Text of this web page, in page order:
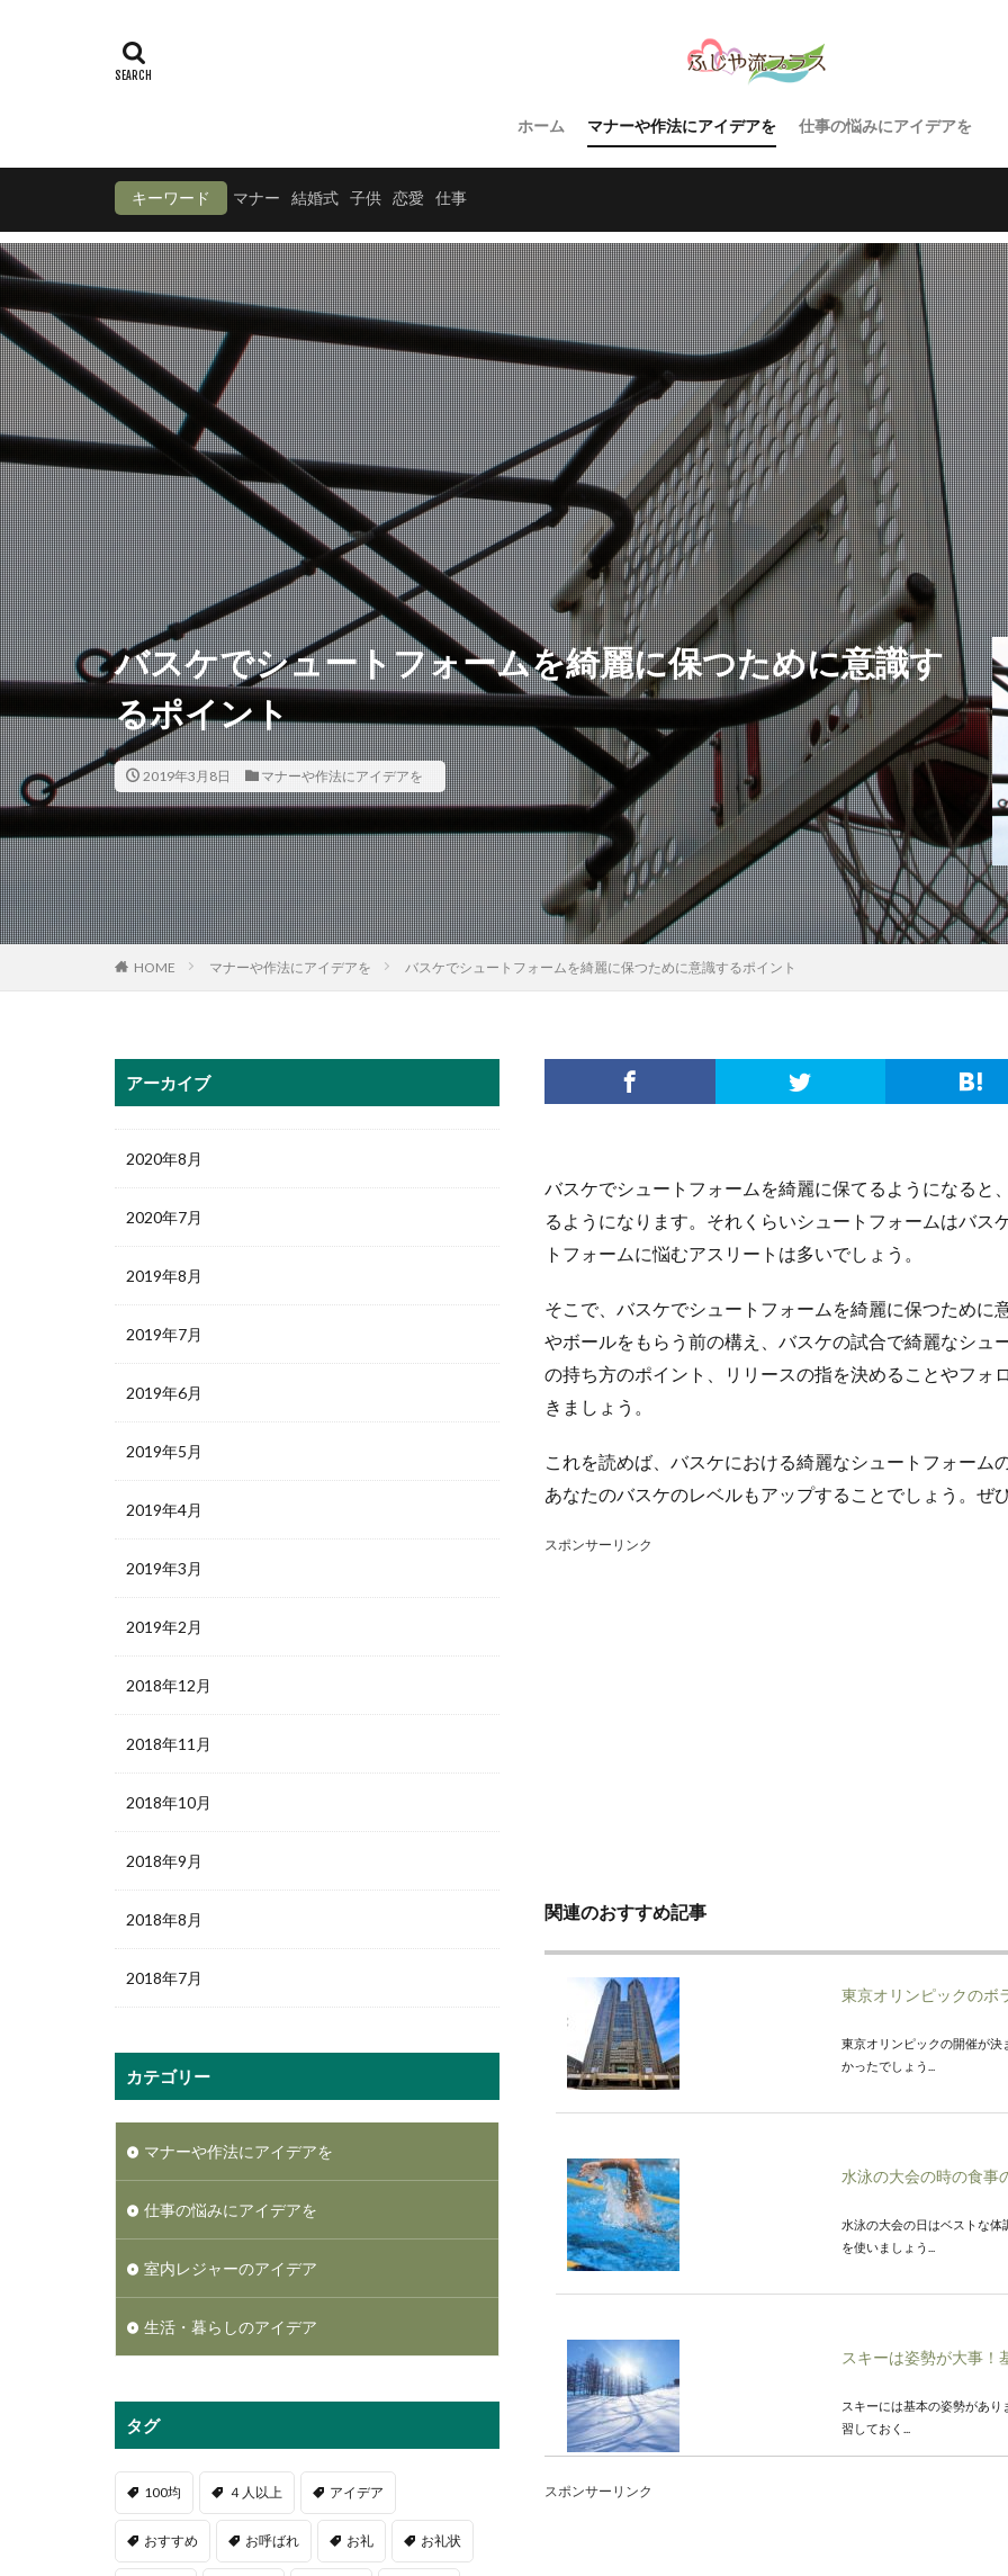
ホーム マナーや作法にアイデアを 仕事の悩みにアイデアを
キーワード マナー 結婚式 子供 恋愛 仕事
バスケでシュートフォームを綺麗に保つために意識す
るポイント
2019年3月8日 マナーや作法にアイデアを
HOME マナーや作法にアイデアを バスケでシュートフォームを綺麗に保つために意識するポイント
バスケでシュートフォームを綺麗に保てるようになると
るようになります。それくらいシュートフォームはバス
トフォームに悩むアスリートは多いでしょう。
そこで、バスケでシュートフォームを綺麗に保つために
やボールをもらう前の構え、バスケの試合で綺麗なシュ
の持ち方のポイント、リリースの指を決めることやフォ
きましょう。
これを読めば、バスケにおける綺麗なシュートフォー
あなたのバスケのレベルもアップすることでしょう。ぜ
スポンサーリンク
関連のおすすめ記事
東京オリンピックのボ
東京オリンピックの開催が決
かったでしょう...
水泳の大会の時の食事
水泳の大会の日はベストな体
を使いましょう...
スキーは姿勢が大事！
スキーには基本の姿勢があ
習しておく...
スポンサーリンク
アーカイブ
2020年8月
2020年7月
2019年8月
2019年7月
2019年6月
2019年5月
2019年4月
2019年3月
2019年2月
2018年12月
2018年11月
2018年10月
2018年9月
2018年8月
2018年7月
カテゴリー
マナーや作法にアイデアを
仕事の悩みにアイデアを
室内レジャーのアイデア
生活・暮らしのアイデア
タグ
100均 ４人以上 アイデア
おすすめ お呼ばれ お礼 お礼状